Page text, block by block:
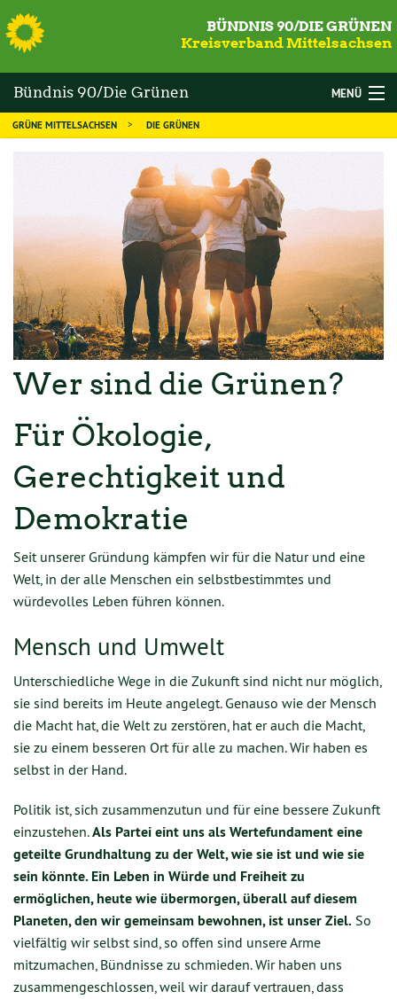
S
BÜNDNIS 90/DIE GRÜNEN
Kreisverband Mittelsachsen
Bündnis 90/Die Grünen
Mittelsachsen
MENÜ
WAHLEN
THEMEN
KALENDER
NEWS
GRÜNE MITTELSACHSEN DIE GRÜNEN
Wer sind die Grünen?
Für Ökologie,
Gerechtigkeit und
Demokratie
Seit unserer Gründung kämpfen wir für die Natur und eine
Welt, in der alle Menschen ein selbstbestimmtes und
würdevolles Leben führen können.
Mensch und Umwelt
Unterschiedliche Wege in die Zukunft sind nicht nur möglich,
sie sind bereits im Heute angelegt. Genauso wie der Mensch
die Macht hat, die Welt zu zerstören, hat er auch die Macht,
sie zu einem besseren Ort für alle zu machen. Wir haben es
selbst in der Hand.
Politik ist, sich zusammenzutun und für eine bessere Zukunft
einzustehen.Als Partei eint uns als Wertefundament eine
geteilte Grundhaltung zu der Welt, wie sie ist und wie sie
sein könnte. Ein Leben in Würde und Freiheit zu
ermöglichen, heute wie übermorgen, überall auf diesem
Planeten, den wir gemeinsam bewohnen, ist unser Ziel. So
vielfältig wir selbst sind, so offen sind unsere Arme
mitzumachen, Bündnisse zu schmieden. Wir haben uns
zusammengeschlossen, weil wir darauf vertrauen, dass